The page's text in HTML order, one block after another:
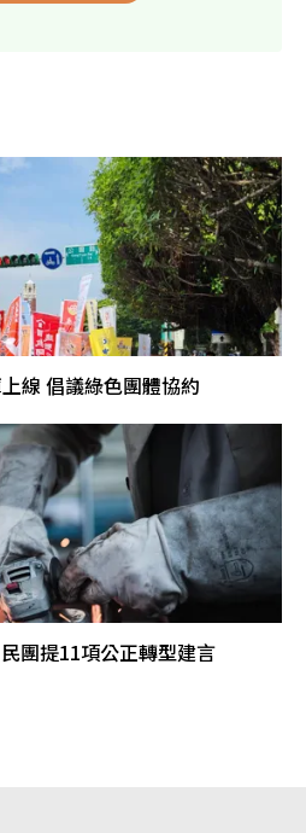
線 倡議綠色團體協約
團提11項公正轉型建言